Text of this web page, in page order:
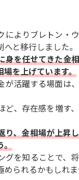
によりブレトン・
と移行しました。
身を任せてきた金
場を上げています。
が活躍する場面は
ど、存在感を増す
り、金相場が上昇
。
グを知ることで、
られるかもしれま